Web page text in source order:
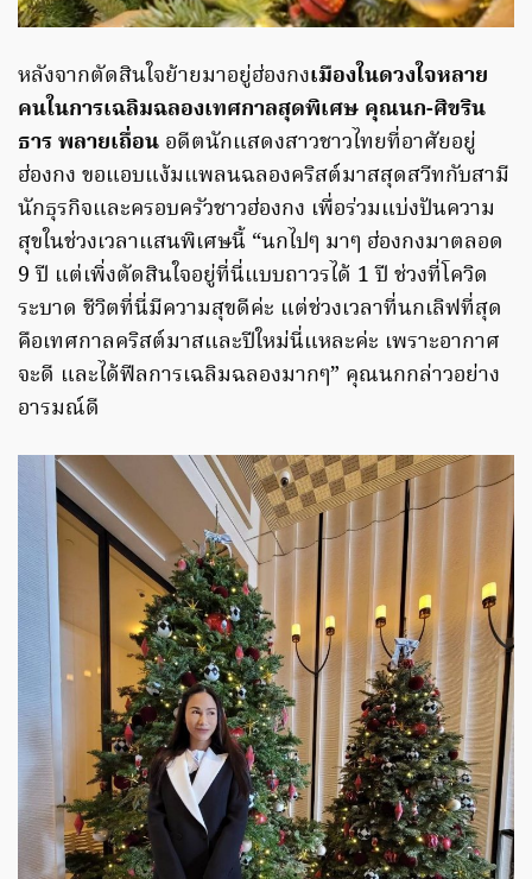
หลังจากตัดสินใจย้ายมาอยู่ฮ่องกงเมืองในดวงใจหลาย
คนในการเฉลิมฉลองเทศกาลสุดพิเศษ คุณนก-ศิขริน
ธาร พลายเถื่อน อดีตนักแสดงสาวชาวไทยที่อาศัยอยู่
ฮ่องกง ขอแอบแง้มแพลนฉลองคริสต์มาสสุดสวีทกับสามี
นักธุรกิจและครอบครัวชาวฮ่องกง เพื่อร่วมแบ่งปันความ
สุขในช่วงเวลาแสนพิเศษนี้ “นกไปๆ มาๆ ฮ่องกงมาตลอด
9 ปี แต่เพิ่งตัดสินใจอยู่ที่นี่แบบถาวรได้ 1 ปี ช่วงที่โควิด
ระบาด ชีวิตที่นี่มีความสุขดีค่ะ แต่ช่วงเวลาที่นกเลิฟที่สุด
คือเทศกาลคริสต์มาสและปีใหม่นี่แหละค่ะ เพราะอากาศ
จะดี และได้ฟีลการเฉลิมฉลองมากๆ” คุณนกกล่าวอย่าง
อารมณ์ดี